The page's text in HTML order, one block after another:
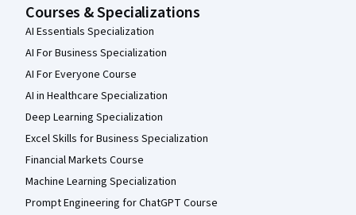
Courses & Specializations
AI Essentials Specialization
AI For Business Specialization
AI For Everyone Course
AI in Healthcare Specialization
Deep Learning Specialization
Excel Skills for Business Specialization
Financial Markets Course
Machine Learning Specialization
Prompt Engineering for ChatGPT Course